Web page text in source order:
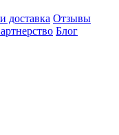
доставка Отзывы
Блог